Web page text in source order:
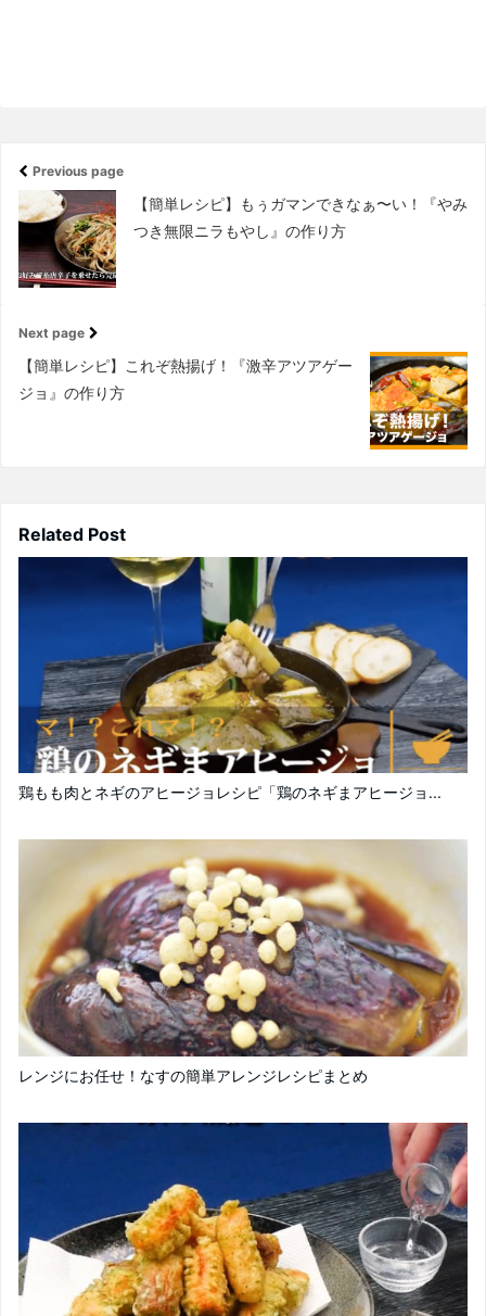
Previous page
【簡単レシピ】もぅガマンできなぁ〜い！『やみ
つき無限ニラもやし』の作り方
Next page
【簡単レシピ】これぞ熱揚げ！『激辛アツアゲー
ジョ』の作り方
Related Post
鶏もも肉とネギのアヒージョレシピ「鶏のネギまアヒージョ...
レンジにお任せ！なすの簡単アレンジレシピまとめ